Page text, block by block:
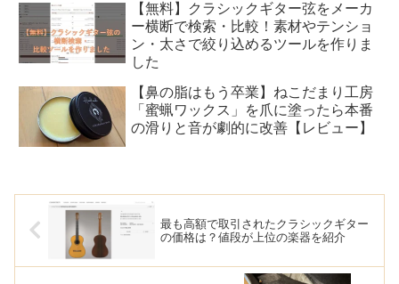
【無料】クラシックギター弦をメーカ
ー横断で検索・比較！素材やテンショ
ン・太さで絞り込めるツールを作りま
した
【鼻の脂はもう卒業】ねこだまり工房
「蜜蝋ワックス」を爪に塗ったら本番
の滑りと音が劇的に改善【レビュー】
最も高額で取引されたクラシックギター
の価格は？値段が上位の楽器を紹介